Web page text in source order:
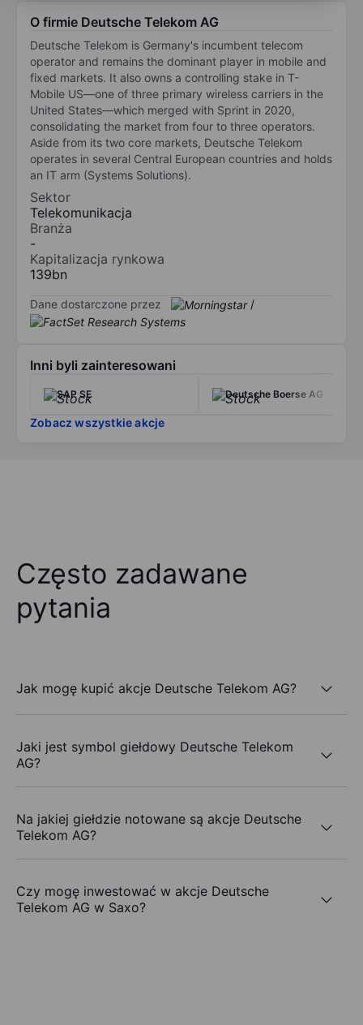
O firmie Deutsche Telekom AG
Deutsche Telekom is Germany's incumbent telecom
operator and remains the dominant player in mobile and
fixed markets. It also owns a controlling stake in T-
Mobile US—one of three primary wireless carriers in the
United States—which merged with Sprint in 2020,
consolidating the market from four to three operators.
Aside from its two core markets, Deutsche Telekom
operates in several Central European countries and holds
an IT arm (Systems Solutions).
Sektor
Telekomunikacja
Branża
-
Kapitalizacja rynkowa
139bn
Dane dostarczone przez /
Inni byli zainteresowani
SAP SE Deutsche Boerse AG
Zobacz wszystkie akcje
Często zadawane
pytania
Jak mogę kupić akcje Deutsche Telekom AG?
Jaki jest symbol giełdowy Deutsche Telekom
AG?
Na jakiej giełdzie notowane są akcje Deutsche
Telekom AG?
Czy mogę inwestować w akcje Deutsche
Telekom AG w Saxo?